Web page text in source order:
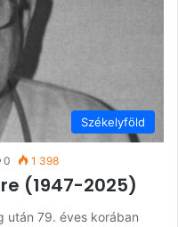
Székelyföld
0 1 398
(1947-2025)
után 79. éves korában